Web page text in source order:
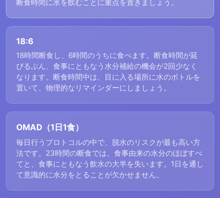
断食時間に水を飲むことに重点を置きましょう。
18:6
18時間断食し、6時間のうちに食べます。断食時間が延
びるぶん、食事にともなう水分補給の機会が2回少なく
なります。断食時間中は、目に入る場所に水のボトルを
置いて、物理的なリマインダーにしましょう。
OMAD（1日1食）
毎日行うプロトコルの中で、脱水のリスクが最も高い方
法です。23時間の断食では、食事由来の水分のほぼすべ
てと、食事にともなう飲水の大半を失います。1日を通し
て意識的に水分をとることが欠かせません。